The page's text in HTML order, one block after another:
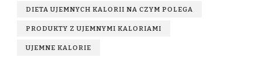
DIETA UJEMNYCH KALORII NA CZYM POLEGA
PRODUKTY Z UJEMNYMI KALORIAMI
UJEMNE KALORIE